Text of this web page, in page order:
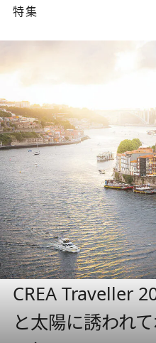
特集
CREA Traveller
と太陽に誘われ